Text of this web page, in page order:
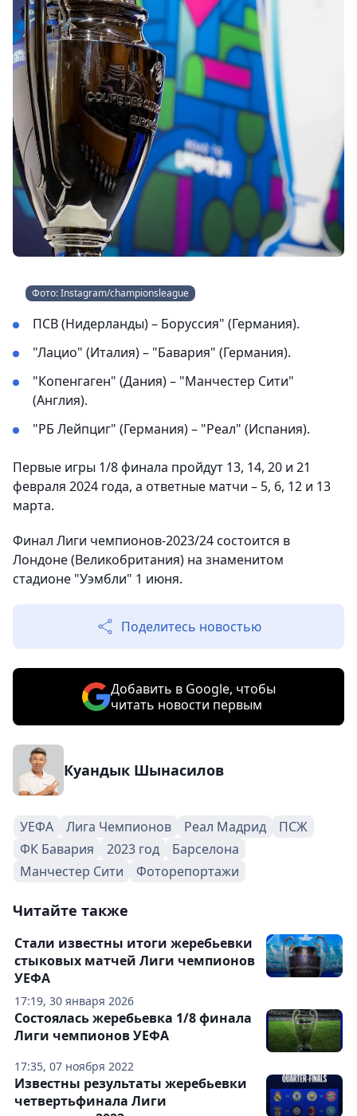
Фото: Instagram/championsleague
ПСВ (Нидерланды) – Боруссия" (Германия).
"Лацио" (Италия) – "Бавария" (Германия).
"Копенгаген" (Дания) – "Манчестер Сити"
(Англия).
"РБ Лейпциг" (Германия) – "Реал" (Испания).
Первые игры 1/8 финала пройдут 13, 14, 20 и 21
февраля 2024 года, а ответные матчи – 5, 6, 12 и 13
марта.
Финал Лиги чемпионов-2023/24 состоится в
Лондоне (Великобритания) на знаменитом
стадионе "Уэмбли" 1 июня.
Поделитесь новостью
Добавить в Google, чтобы
читать новости первым
Куандык Шынасилов
УЕФА Лига Чемпионов Реал Мадрид
ПСЖ
ФК Бавария
2023 год
Барселона
Манчестер Сити
Фоторепортажи
Читайте также
17:19, 30 января 2026
Стали известны итоги жеребьевки
стыковых матчей Лиги чемпионов
УЕФА
17:35, 07 ноября 2022
Состоялась жеребьевка 1/8 финала
Лиги чемпионов УЕФА
Известны результаты жеребьевки
четвертьфинала Лиги